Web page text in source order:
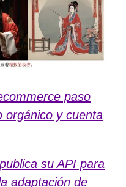
paso
orgánico y cuenta
su API para
adaptación de